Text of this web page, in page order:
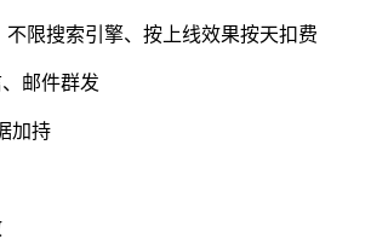
不限搜索引擎、按上线效果按天扣费
邮件群发
加持